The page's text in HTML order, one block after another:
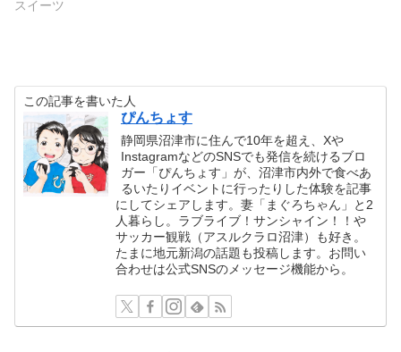
スイーツ
この記事を書いた人
ぴんちょす
静岡県沼津市に住んで10年を超え、Xや
InstagramなどのSNSでも発信を続けるブロ
ガー「ぴんちょす」が、沼津市内外で食べあ
るいたりイベントに行ったりした体験を記事
にしてシェアします。妻「まぐろちゃん」と2
人暮らし。ラブライブ！サンシャイン！！や
サッカー観戦（アスルクラロ沼津）も好き。
たまに地元新潟の話題も投稿します。お問い
合わせは公式SNSのメッセージ機能から。